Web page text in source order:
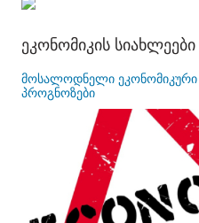
ეკონომიკის სიახლეები
მოსალოდნელი ეკონომიკური
პროგნოზები